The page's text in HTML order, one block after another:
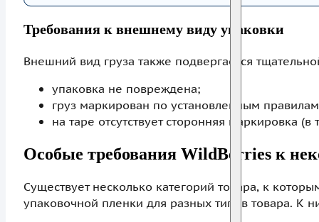
Требования к внешнему виду упаковки
Внешний вид груза также подвергается
упаковка не повреждена;
груз маркирован по установленным
на таре отсутствует сторонняя маркировка
Особые требования WildBerries к
Существует несколько категорий товара, к
упаковочной пленки для разных типов товара. К